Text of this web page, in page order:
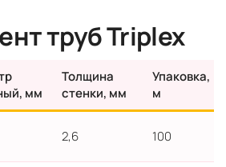
труб Triplex
мм
Толщина
стенки, мм
Упаковка,
м
2,6 100